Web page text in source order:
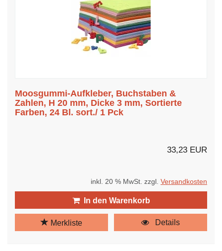
Moosgummi-Aufkleber, Buchstaben &
Zahlen, H 20 mm, Dicke 3 mm, Sortierte
Farben, 24 Bl. sort./ 1 Pck
33,23 EUR
inkl. 20 % MwSt. zzgl. Versandkosten
In den Warenkorb
Merkliste Details